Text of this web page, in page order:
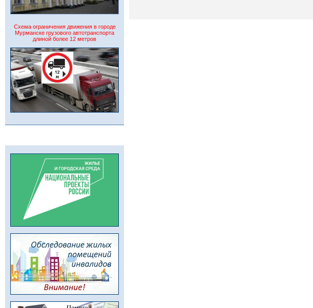
Схема ограничения движения в городе
Мурманске грузового автотранспорта
длиной более 12 метров